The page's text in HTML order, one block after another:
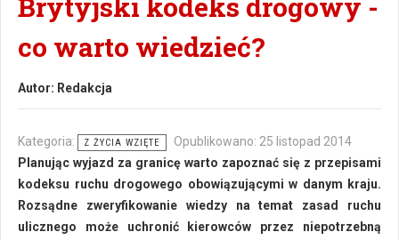
co warto wiedzieć?
Autor: Redakcja
Kategoria: Z ŻYCIA WZIĘTE
Opublikowano: 25 listopad 2014
Planując wyjazd za granicę warto zapoznać się z przepisami
kodeksu ruchu drogowego obowiązującymi w danym kraju.
Rozsądne zweryfikowanie wiedzy na temat zasad ruchu
ulicznego może uchronić kierowców przez niepotrzebną